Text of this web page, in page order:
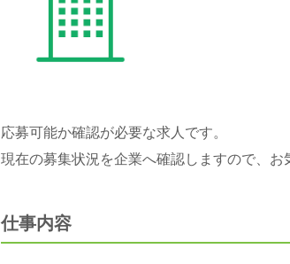
応募可能か確認が必要な求人です。
現在の募集状況を企業へ確認しますので、お
仕事内容